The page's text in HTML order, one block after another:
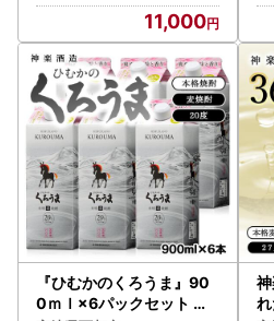
11,000
『ひむかのくろうま』90
0ｍｌ×6パックセット 神